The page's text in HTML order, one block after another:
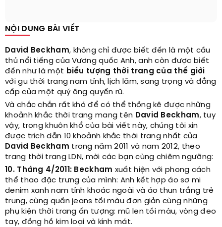
NỘI DUNG BÀI VIẾT
David Beckham, không chỉ được biết đến là một cầu
thủ nổi tiếng của Vương quốc Anh, anh còn được biết
đến như là một biểu tượng thời trang của thế giới
với gu thời trang nam tính, lịch lãm, sang trọng và đẳng
cấp của một quý ông quyến rũ.
Và chắc chắn rất khó để có thể thống kê được những
khoảnh khắc thời trang mang tên David Beckham, tuy
vậy, trong khuôn khổ của bài viết này, chúng tôi xin
được trích dẫn 10 khoảnh khắc thời trang nhất của
David Beckham trong năm 2011 và nam 2012, theo
trang thời trang LDN, mời các bạn cùng chiêm ngưỡng:
10. Tháng 4/2011: Beckham xuất hiện với phong cách
thể thao đặc trưng của mình: Anh kết hợp áo sơ mi
denim xanh nam tính khoác ngoài và áo thun trắng trẻ
trung, cùng quần jeans tối màu đơn giản cùng những
phụ kiện thời trang ấn tượng: mũ len tối màu, vòng đeo
tay, đồng hồ kim loại và kính mát.